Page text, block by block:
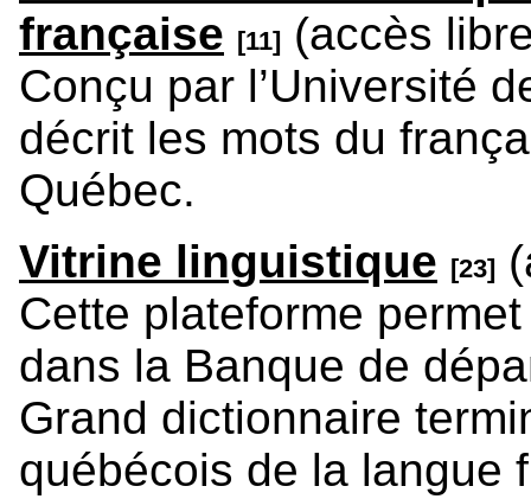
française
[11]
(accès
Conçu par l’Université
décrit les mots du
Québec.
Vitrine linguistique
[23]
Cette plateforme
dans la Banque de
Grand dictionnaire
québécois de la langue